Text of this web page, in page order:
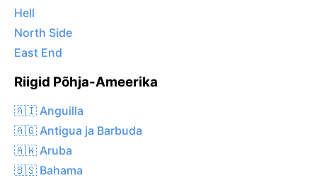
Hell
North Side
East End
Riigid Põhja-Ameerika
🇦🇮 Anguilla
🇦🇬 Antigua ja Barbuda
🇦🇼 Aruba
🇧🇸 Bahama